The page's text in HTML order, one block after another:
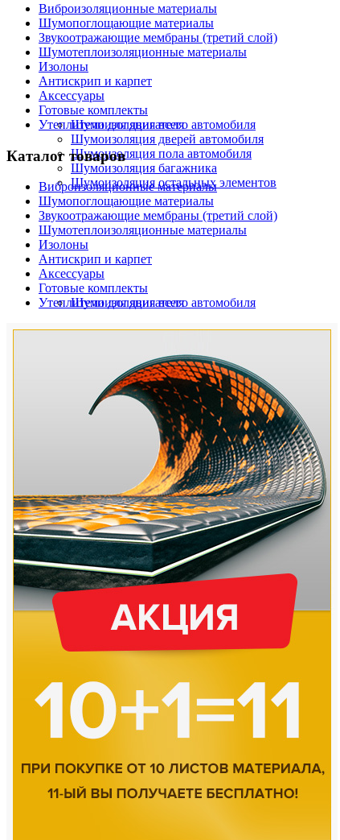
Виброизоляционные материалы
Шумопоглощающие материалы
Звукоотражающие мембраны (третий слой)
Шумотеплоизоляционные материалы
Изолоны
Антискрип и карпет
Аксессуары
Готовые комплекты
Шумоизоляция всего автомобиля
Шумоизоляция дверей автомобиля
Шумоизоляция пола автомобиля
Шумоизоляция багажника
Шумоизоляция остальных элементов
Утеплители для двигателя
Каталог товаров
Виброизоляционные материалы
Шумопоглощающие материалы
Звукоотражающие мембраны (третий слой)
Шумотеплоизоляционные материалы
Изолоны
Антискрип и карпет
Аксессуары
Готовые комплекты
Шумоизоляция всего автомобиля
Шумоизоляция пола автомобиля
Шумоизоляция остальных элементов
Утеплители для двигателя